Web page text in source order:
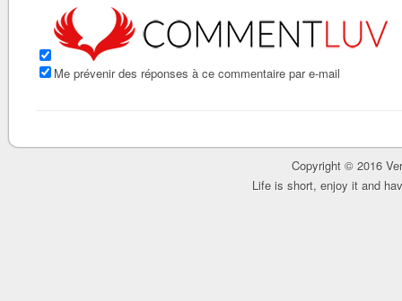
Me prévenir des réponses à ce commentaire par e-mail
Copyright © 2016
Life is short, enjoy it and